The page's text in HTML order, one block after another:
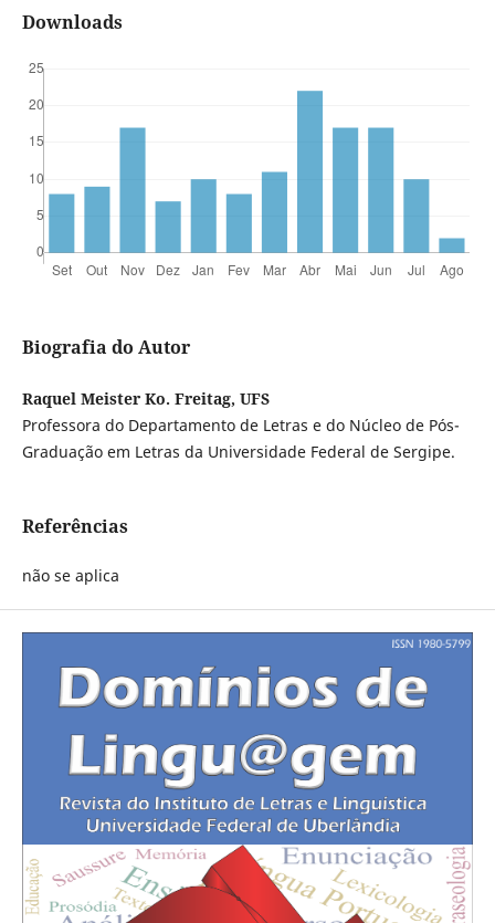
Downloads
Biografia do Autor
Raquel Meister Ko. Freitag, UFS
Professora do Departamento de Letras e do Núcleo de Pós-
Graduação em Letras da Universidade Federal de Sergipe.
Referências
não se aplica